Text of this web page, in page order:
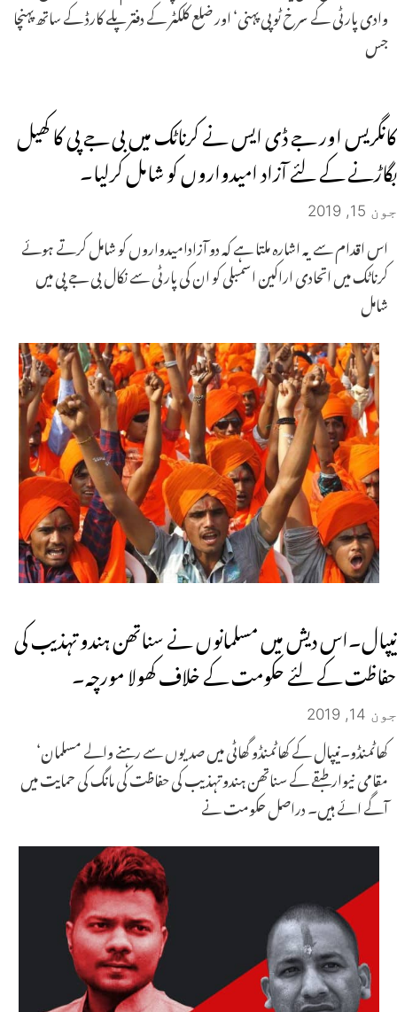
وادی پارٹی کے سرخ ٹوپی پہنی‘ اور ضلع کلکٹر کے دفتر پلے کارڈ کے ساتھ پہنچا
جس
کانگریس اور جے ڈی ایس نے کرناٹک میں بی جے پی کا کھیل
بگاڑنے کے لئے آزاد امیدواروں کو شامل کرلیا۔
جون 15, 2019
اس اقدام سے یہ اشارہ ملتا ہے کہ دو آزادامیدواروں کو شامل کرتے ہوئے
کرناٹک میں اتحادی اراکین اسمبلی کو ان کی پارٹی سے نکال بی جے پی میں
شامل
نیپال۔اس دیش میں مسلمانوں نے سناتھن ہندو تہذیب کی
حفاظت کے لئے حکومت کے خلاف کھولا مورچہ۔
جون 14, 2019
کھاٹمنڈو۔نیپال کے کھاٹمنڈو گھاٹی میں صدیوں سے رہنے والے مسلمان‘
مقامی نیوار طبقے کے سناتھن ہندو تہذیب کی حفاظت کی مانگ کی حمایت میں
آگے ائے ہیں۔ دراصل حکومت نے